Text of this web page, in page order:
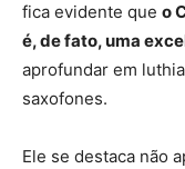
fica evidente que o
é, de fato, uma
aprofundar em
saxofones.
Ele se destaca não